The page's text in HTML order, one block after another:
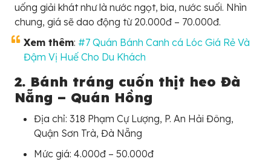
uống giải khát như là nước ngọt, bia, nước suối. Nhìn
chung, giá sẽ dao động từ 20.000đ – 70.000đ.
Xem thêm: #7 Quán Bánh Canh cá Lóc Giá Rẻ Và
Đậm Vị Huế Cho Du Khách
2. Bánh tráng cuốn thịt heo Đà
Nẵng – Quán Hồng
Địa chỉ: 318 Phạm Cự Lượng, P. An Hải Đông,
Quận Sơn Trà, Đà Nẵng
Mức giá: 4.000đ – 50.000đ